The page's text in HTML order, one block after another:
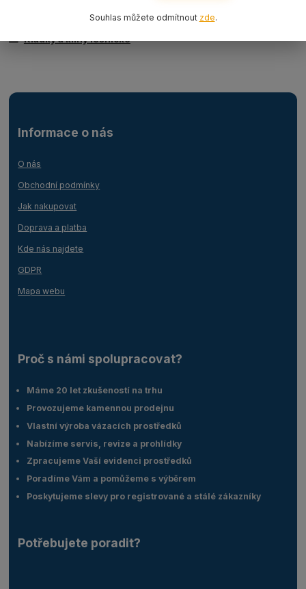
Příslušenství/náhradní díly
Kladky a klíny lesnické
Informace o nás
O nás
Obchodní podmínky
Jak nakupovat
Doprava a platba
Kde nás najdete
GDPR
Mapa webu
Proč s námi spolupracovat?
Máme 20 let zkušeností na trhu
Provozujeme kamennou prodejnu
Vlastní výroba vázacích prostředků
Nabízíme servis, revize a prohlídky
Zpracujeme Vaší evidenci prostředků
Poradíme Vám a pomůžeme s výběrem
Poskytujeme slevy pro registrované a stálé zákazníky
Potřebujete poradit?
Souhlas můžete odmítnout zde.